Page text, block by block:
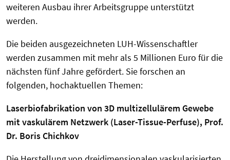
weiteren Ausbau ihrer Arbeitsgruppe unterstützt
werden.
Die beiden ausgezeichneten LUH-Wissenschaftler
werden zusammen mit mehr als 5 Millionen Euro für die
nächsten fünf Jahre gefördert. Sie forschen an
folgenden, hochaktuellen Themen:
Laserbiofabrikation von 3D multizellulärem Gewebe
mit vaskulärem Netzwerk (Laser-Tissue-Perfuse), Prof.
Dr. Boris Chichkov